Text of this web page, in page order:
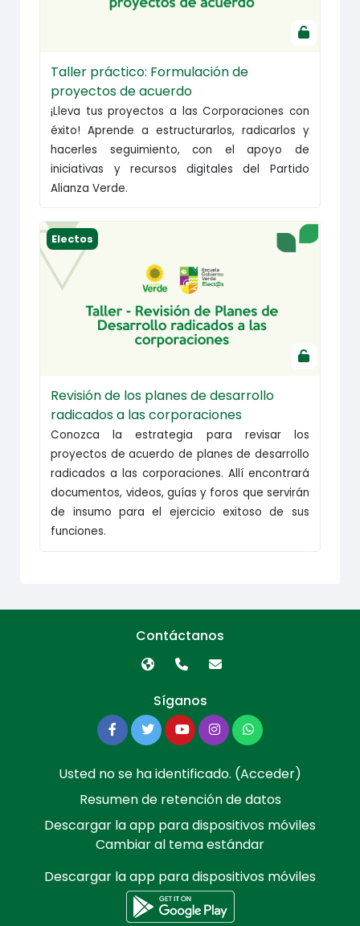
Taller práctico: Formulación de
proyectos de acuerdo
¡Lleva tus proyectos a las Corporaciones con
éxito! Aprende a estructurarlos, radicarlos y
hacerles seguimiento, con el apoyo de
iniciativas y recursos digitales del Partido
Alianza Verde.
Revisión de los planes de desarrollo radicados a
Electos
Revisión de los planes de desarrollo
radicados a las corporaciones
Conozca la estrategia para revisar los
proyectos de acuerdo de planes de desarrollo
radicados a las corporaciones. Allí encontrará
documentos, videos, guías y foros que servirán
de insumo para el ejercicio exitoso de sus
funciones.
Contáctanos
Síganos
Usted no se ha identificado. (Acceder)
Resumen de retención de datos
Descargar la app para dispositivos móviles
Cambiar al tema estándar
Descargar la app para dispositivos móviles